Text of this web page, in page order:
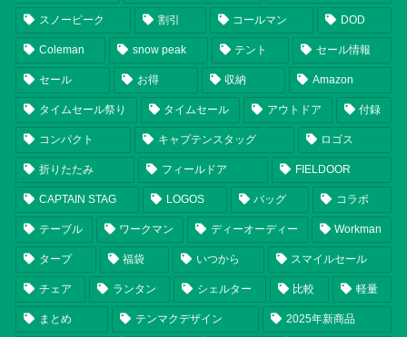
スノーピーク 割引 コールマン DOD
Coleman snow peak テント セール情報
セール お得 収納 Amazon
タイムセール祭り タイムセール アウトドア 付録
コンパクト キャプテンスタッグ ロゴス
折りたたみ フィールドア FIELDOOR
CAPTAIN STAG LOGOS バッグ コラボ
テーブル ワークマン ディーオーディー Workman
タープ 福袋 いつから スマイルセール
チェア ランタン シェルター 比較 軽量
まとめ テンマクデザイン 2025年新商品